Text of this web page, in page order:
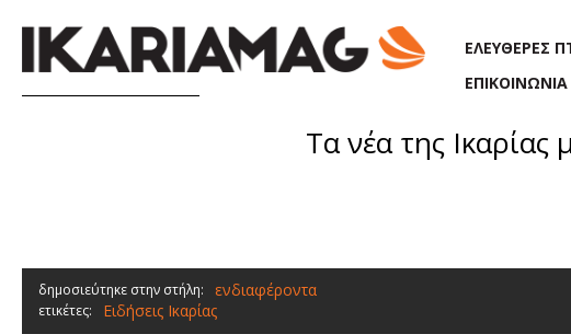
ΕΛΕΥΘΕΡΕΣ
ΕΠΙΚΟΙΝΩΝΙΑ
Τα νέα της
δημοσιεύτηκε στην στήλη: ενδιαφέροντα
ετικέτες: Ειδήσεις Ικαρίας